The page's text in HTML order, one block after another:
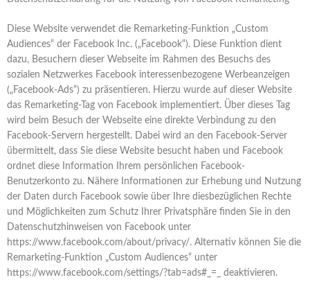
Diese Website verwendet die Remarketing-Funktion „Custom
Audiences“ der Facebook Inc. („Facebook“). Diese Funktion dient
dazu, Besuchern dieser Webseite im Rahmen des Besuchs des
sozialen Netzwerkes Facebook interessenbezogene Werbeanzeigen
(„Facebook-Ads“) zu präsentieren. Hierzu wurde auf dieser Website
das Remarketing-Tag von Facebook implementiert. Über dieses Tag
wird beim Besuch der Webseite eine direkte Verbindung zu den
Facebook-Servern hergestellt. Dabei wird an den Facebook-Server
übermittelt, dass Sie diese Website besucht haben und Facebook
ordnet diese Information Ihrem persönlichen Facebook-
Benutzerkonto zu. Nähere Informationen zur Erhebung und Nutzung
der Daten durch Facebook sowie über Ihre diesbezüglichen Rechte
und Möglichkeiten zum Schutz Ihrer Privatsphäre finden Sie in den
Datenschutzhinweisen von Facebook unter
https://www.facebook.com/about/privacy/. Alternativ können Sie die
Remarketing-Funktion „Custom Audiences“ unter
https://www.facebook.com/settings/?tab=ads#_=_ deaktivieren.